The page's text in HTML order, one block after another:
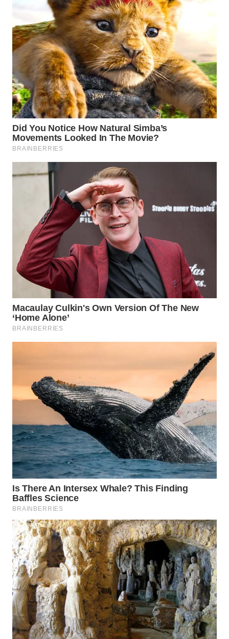
WN
NIAS
WN
LANGKAT
WN
TAPANULI
SELATAN
TANJUNG
LESUNG
WN
SIMALUNGUN
WN
LABUHANBATU
WN
TAPANULI
TENGAH
SERDANG
TINGGI
WN
PAKPAK
WN
KARAWANG
WN
BEKASI
WN
BOGOR
WN
DEPOK